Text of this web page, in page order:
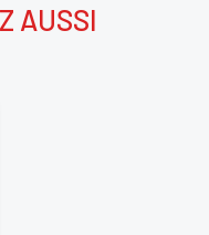
AUSSI